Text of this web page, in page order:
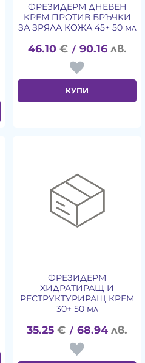
ФРЕЗИДЕРМ ДНЕВЕН
КРЕМ ПРОТИВ БРЪЧКИ
ЗА ЗРЯЛА КОЖА 45+ 50 мл
46.10 € / 90.16 лв.
КУПИ
ФРЕЗИДЕРМ
ХИДРАТИРАЩ И
РЕСТРУКТУРИРАЩ КРЕМ
30+ 50 мл
35.25 € / 68.94 лв.